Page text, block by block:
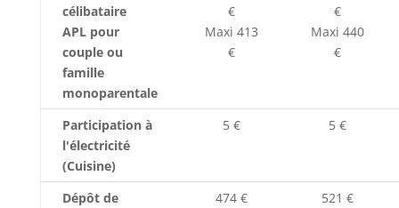
célibataire
APL pour
couple ou
famille
monoparentale
€
Maxi 413
€
€
Maxi 440
€
Participation à
l'électricité
(Cuisine)
5 € 5 €
Dépôt de
474 € 521 €